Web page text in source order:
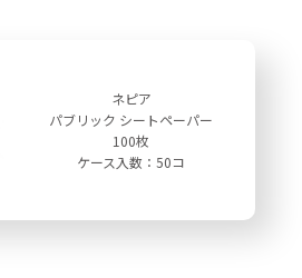
ネピア
パブリック シートペーパー
100枚
ケース入数：50コ